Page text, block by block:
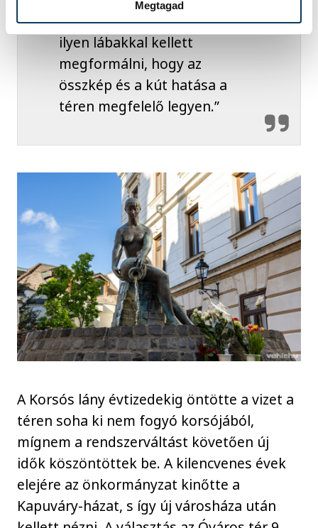
Megtagad
el, hogy a szobrot éppen
ilyen lábakkal kellett
megformálni, hogy az
összkép és a kút hatása a
téren megfelelő legyen.”
A Korsós lány évtizedekig öntötte a vizet a
téren soha ki nem fogyó korsójából,
mígnem a rendszerváltást követően új
idők köszöntöttek be. A kilencvenes évek
elejére az önkormányzat kinőtte a
Kapuváry-házat, s így új városháza után